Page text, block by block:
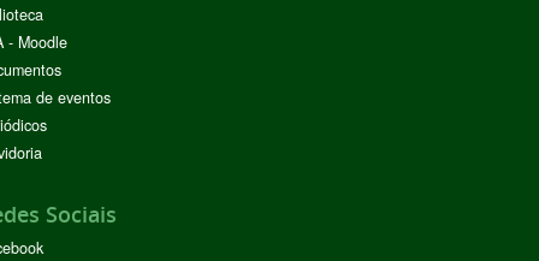
- Moodle
de eventos
Sociais